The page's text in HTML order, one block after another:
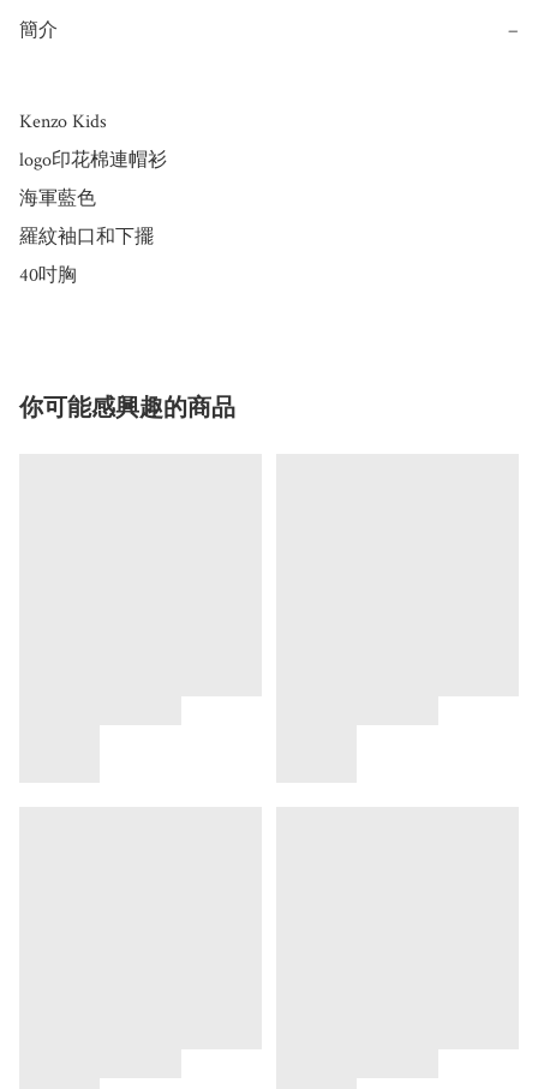
簡介 −
Kenzo Kids
logo印花棉連帽衫
海軍藍色
羅紋袖口和下擺
40吋胸
你可能感興趣的商品